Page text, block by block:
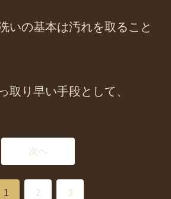
いの基本は汚れを取ること
取り早い手段として、
次へ
1 2 3